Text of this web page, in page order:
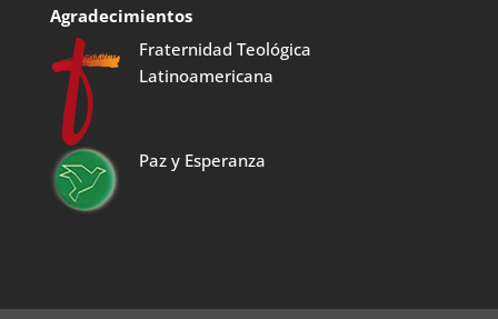
Agradecimientos
Fraternidad Teológica
Latinoamericana
Paz y Esperanza